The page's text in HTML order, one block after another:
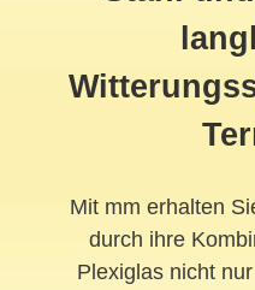
Mit mm erhalten
durch ihre
Plexiglas nicht